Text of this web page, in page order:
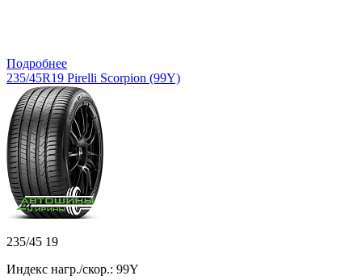
Подробнее
235/45R19 Pirelli Scorpion (99Y)
235/45 19
Индекс нагр./скор.: 99Y